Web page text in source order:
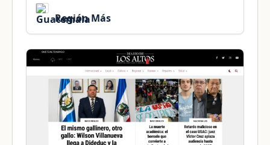
Región Más